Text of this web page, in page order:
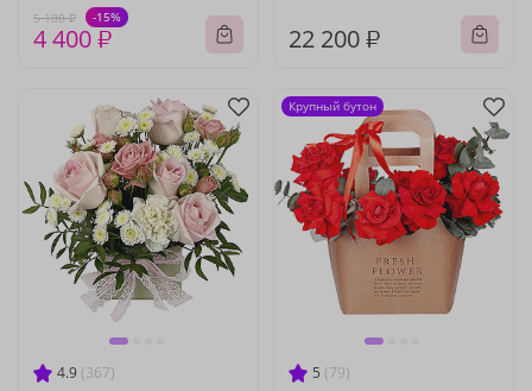
5 180 ₽ -15%
4 400 ₽ 22 200 ₽
4.9 (367) 5 (79)
Крупный бутон